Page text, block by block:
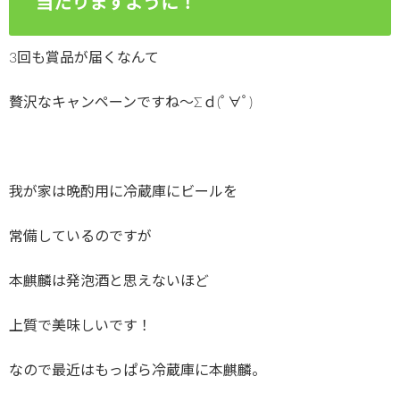
当たりますように！
3回も賞品が届くなんて
贅沢なキャンペーンですね～Σｄ(ﾟ∀ﾟ)
我が家は晩酌用に冷蔵庫にビールを
常備しているのですが
本麒麟は発泡酒と思えないほど
上質で美味しいです！
なので最近はもっぱら冷蔵庫に本麒麟。